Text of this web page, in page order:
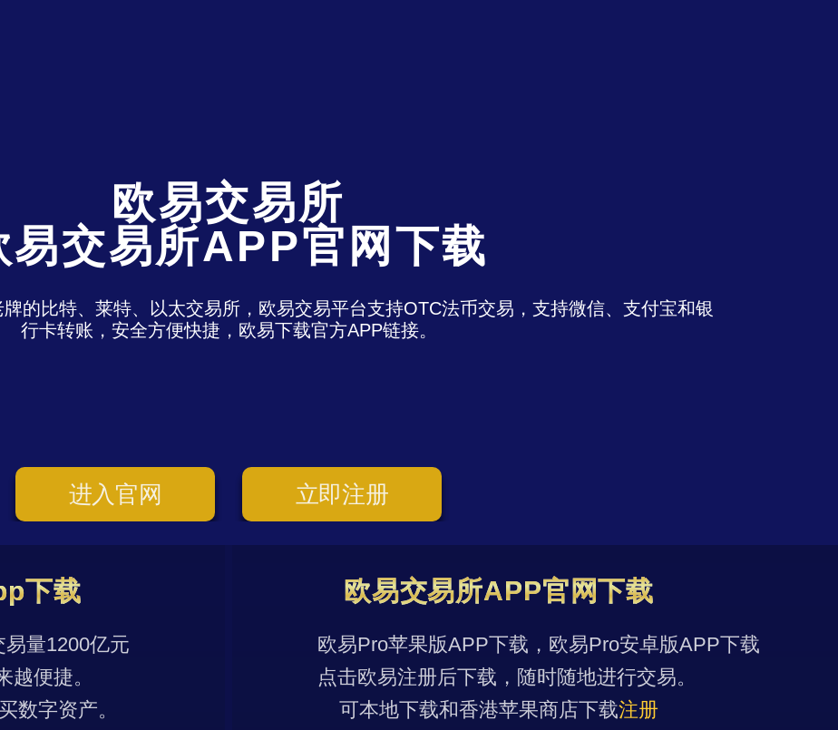
欧易交易所
易交易所APP官网下载
的比特、莱特、以太交易所，欧易交易平台支持OTC法币交易，支持微信、支付宝和银
行卡转账，安全方便快捷，欧易下载官方APP链接。
进入官网 立即注册
下载
量1200亿元
越便捷。
数字资产。
欧易交易所APP官网下载
欧易Pro苹果版APP下载，欧易Pro安卓版APP下载
点击欧易注册后下载，随时随地进行交易。
可本地下载和香港苹果商店下载注册